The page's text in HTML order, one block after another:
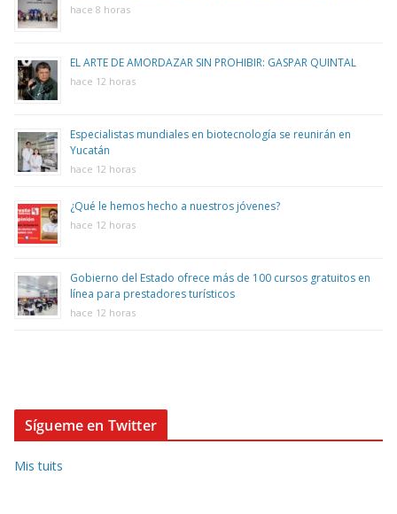
hace 8 horas
EL ARTE DE AMORDAZAR SIN PROHIBIR: GASPAR QUINTAL
hace 12 horas
Especialistas mundiales en biotecnología se reunirán en
Yucatán
hace 12 horas
¿Qué le hemos hecho a nuestros jóvenes?
hace 12 horas
Gobierno del Estado ofrece más de 100 cursos gratuitos en
línea para prestadores turísticos
hace 12 horas
Sígueme en Twitter
Mis tuits